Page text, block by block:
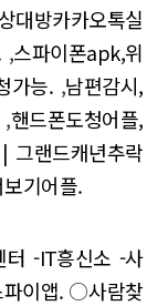
대방카카오톡실
,스파이폰apk,위
가능. ,남편감시,
,핸드폰도청어플,
그랜드캐년추락
기어플.
터 -IT흥신소 -사
이앱. ○사람찾